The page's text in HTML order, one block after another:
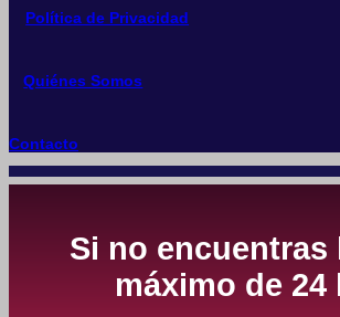
Política de Privacidad
Quiénes Somos
Contacto
Si no
máximo de